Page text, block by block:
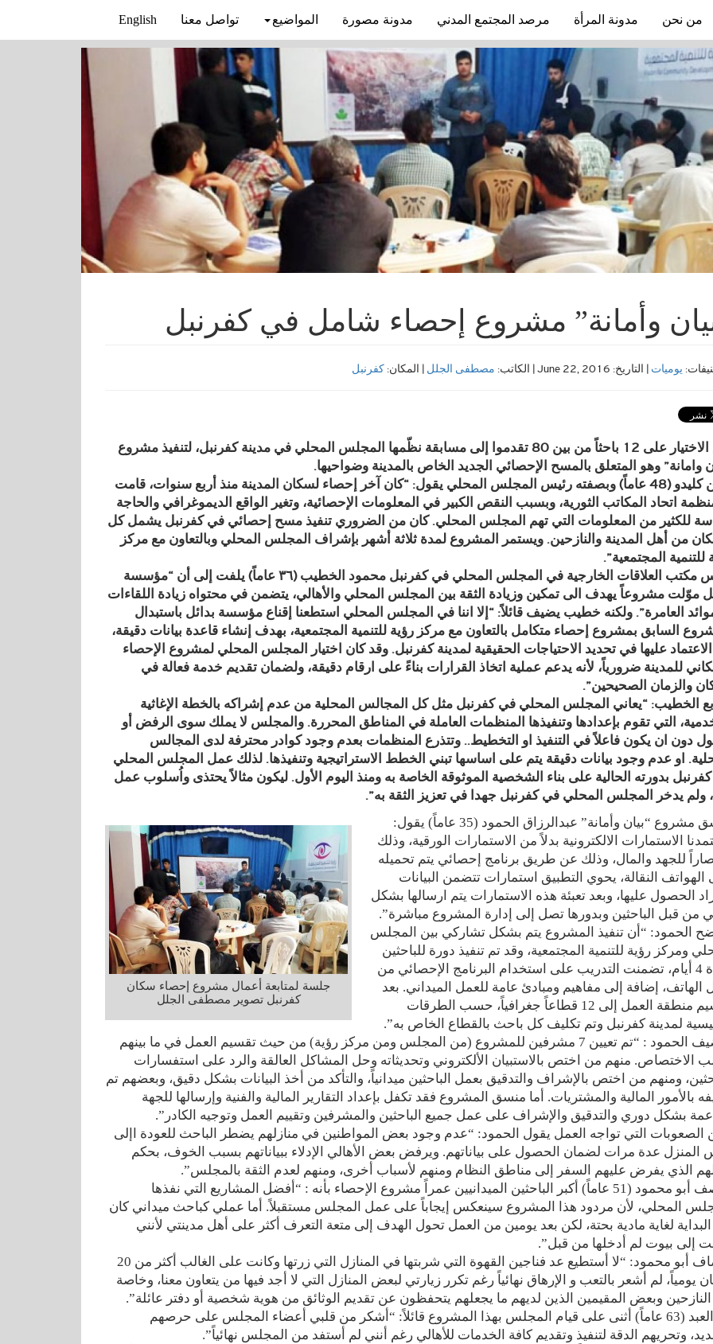
من نحن مدونة المرأة مرصد المجتمع المدني مدونة مصورة المواضيع تواصل معنا English
وأمانة” مشروع إحصاء شامل في كفرنبل
يوميات | التاريخ: June 22, 2016 | الكاتب: مصطفى الجلل | المكان:كفرنبل
وقع الاختيار على 12 باحثاً من بين 80 تقدموا إلى مسابقة نظّمها المجلس المحلي في مدينة كفرنبل، لتنفيذ مشروع
وامانة” وهو المتعلق بالمسح الإحصائي الجديد الخاص بالمدينة وضواحيها.
أيمن كليدو (48 عاماً) وبصفته رئيس المجلس المحلي يقول: “كان آخر إحصاء لسكان المدينة منذ أربع سنوات، قامت
اتحاد المكاتب الثورية، وبسبب النقص الكبير في المعلومات الإحصائية، وتغير الواقع الديموغرافي والحاجة
للكثير من المعلومات التي تهم المجلس المحلي. كان من الضروري تنفيذ مسح إحصائي في كفرنبل يشمل كل
من أهل المدينة والنازحين. ويستمر المشروع لمدة ثلاثة أشهر بإشراف المجلس المحلي وبالتعاون مع مركز
للتنمية المجتمعية”.
رئيس مكتب العلاقات الخارجية في المجلس المحلي في كفرنبل محمود الخطيب (٣٦ عاماً) يلفت إلى أن “مؤسسة
موّلت مشروعاً يهدف الى تمكين وزيادة الثقة بين المجلس المحلي والأهالي، يتضمن في محتواه زيادة اللقاءات
العامرة”. ولكنه خطيب يضيف قائلاً: “إلا اننا في المجلس المحلي استطعنا إقناع مؤسسة بدائل باستبدال
السابق بمشروع إحصاء متكامل بالتعاون مع مركز رؤية للتنمية المجتمعية، بهدف إنشاء قاعدة بيانات دقيقة،
الاعتماد عليها في تحديد الاحتياجات الحقيقية لمدينة كفرنبل. وقد كان اختيار المجلس المحلي لمشروع الإحصاء
للمدينة ضرورياً، لأنه يدعم عملية اتخاذ القرارات بناءً على ارقام دقيقة، ولضمان تقديم خدمة فعالة في
والزمان الصحيحين”.
الخطيب: “يعاني المجلس المحلي في كفرنبل مثل كل المجالس المحلية من عدم إشراكه بالخطة الإغاثية
التي تقوم بإعدادها وتنفيذها المنظمات العاملة في المناطق المحررة. والمجلس لا يملك سوى الرفض أو
دون ان يكون فاعلاً في التنفيذ او التخطيط.. وتتذرع المنظمات بعدم وجود كوادر محترفة لدى المجالس
او عدم وجود بيانات دقيقة يتم على اساسها تبني الخطط الاستراتيجية وتنفيذها. لذلك عمل المجلس المحلي
بدورته الحالية على بناء الشخصية الموثوقة الخاصة به ومنذ اليوم الأول. ليكون مثالاً يحتذى واُسلوب عمل
ولم يدخر المجلس المحلي في كفرنبل جهدا في تعزيز الثقة به”.
جلسة لمتابعة أعمال مشروع إحصاء سكان
كفرنبل تصوير مصطفى الجلل
منسق مشروع “بيان وأمانة” عبدالرزاق الحمود (35 عاماً) يقول:
الاستمارات الالكترونية بدلاً من الاستمارات الورقية، وذلك
للجهد والمال، وذلك عن طريق برنامج إحصائي يتم تحميله
الهواتف النقالة، يحوي التطبيق استمارات تتضمن البيانات
الحصول عليها، وبعد تعبئة هذه الاستمارات يتم ارسالها بشكل
من قبل الباحثين وبدورها تصل إلى إدارة المشروع مباشرة”.
الحمود: “أن تنفيذ المشروع يتم بشكل تشاركي بين المجلس
ومركز رؤية للتنمية المجتمعية، وقد تم تنفيذ دورة للباحثين
لمدة 4 أيام، تضمنت التدريب على استخدام البرنامج الإحصائي من
الهاتف، إضافة إلى مفاهيم ومبادئ عامة للعمل الميداني. بعد
تقسيم منطقة العمل إلى 12 قطاعاً جغرافياً، حسب الطرقات
لمدينة كفرنبل وتم تكليف كل باحث بالقطاع الخاص به”.
ويضيف الحمود : “تم تعيين 7 مشرفين للمشروع (من المجلس ومن مركز رؤية) من حيث تقسيم العمل في ما بينهم
الاختصاص. منهم من اختص بالاستبيان الألكتروني وتحديثاته وحل المشاكل العالقة والرد على استفسارات
ومنهم من اختص بالإشراف والتدقيق بعمل الباحثين ميدانياً، والتأكد من أخذ البيانات بشكل دقيق، وبعضهم تم
بالأمور المالية والمشتريات. أما منسق المشروع فقد تكفل بإعداد التقارير المالية والفنية وإرسالها للجهة
بشكل دوري والتدقيق والإشراف على عمل جميع الباحثين والمشرفين وتقييم العمل وتوجيه الكادر”.
الصعوبات التي تواجه العمل يقول الحمود: “عدم وجود بعض المواطنين في منازلهم يضطر الباحث للعودة اإلى
المنزل عدة مرات لضمان الحصول على بياناتهم. ويرفض بعض الأهالي الإدلاء ببياناتهم بسبب الخوف، بحكم
الذي يفرض عليهم السفر إلى مناطق النظام ومنهم لأسباب أخرى، ومنهم لعدم الثقة بالمجلس”.
ووصف أبو محمود (51 عاماً) أكبر الباحثين الميدانيين عمراً مشروع الإحصاء بأنه : “أفضل المشاريع التي نفذها
المحلي، لأن مردود هذا المشروع سينعكس إيجاباً على عمل المجلس مستقبلاً. أما عملي كباحث ميداني كان
لغاية مادية بحتة، لكن بعد يومين من العمل تحول الهدف إلى متعة التعرف أكثر على أهل مدينتي لأنني
إلى بيوت لم أدخلها من قبل”.
وأضاف أبو محمود: “لا أستطيع عد فناجين القهوة التي شربتها في المنازل التي زرتها وكانت على الغالب أكثر من 20
يومياً، لم أشعر بالتعب و الإرهاق نهائياً رغم تكرر زيارتي لبعض المنازل التي لا أجد فيها من يتعاون معنا، وخاصة
وبعض المقيمين الذين لديهم ما يجعلهم يتحفظون عن تقديم الوثائق من هوية شخصية أو دفتر عائلة”.
أبو العبد (63 عاماً) أثنى على قيام المجلس بهذا المشروع قائلاً: “أشكر من قلبي أعضاء المجلس على حرصهم
وتحريهم الدقة لتنفيذ وتقديم كافة الخدمات للأهالي رغم أنني لم أستفد من المجلس نهائياً”.